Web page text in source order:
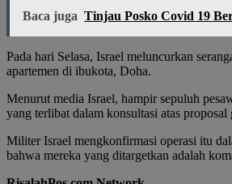
Baca juga Tinjau Posko Covid 19
Pada hari Selasa, Israel meluncurkan
apartemen di ibukota, Doha.
Menurut media Israel, hampir sepuluh
yang terlibat dalam konsultasi atas proposal
Militer Israel mengkonfirmasi operasi itu
bahwa mereka yang ditargetkan adalah